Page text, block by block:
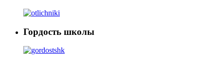
Гордость школы